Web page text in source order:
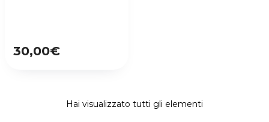
30,00€
Hai visualizzato tutti gli elementi